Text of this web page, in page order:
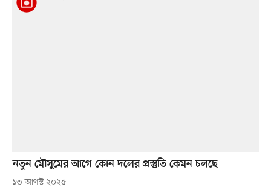
নতুন মৌসুমের আগে কোন দলের প্রস্তুতি কেমন চলছে
১৩ আগস্ট ২০২৫